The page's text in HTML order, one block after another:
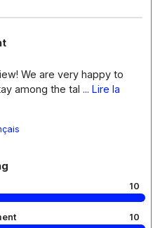
We are very happy to
among the tal ... Lire la
10
10